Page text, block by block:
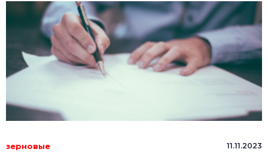
зерновые 11.11.2023